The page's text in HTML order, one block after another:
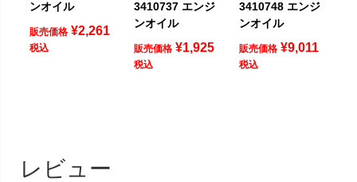
ンオイル
販売価格 ¥2,261
税込
3410737 エンジ
ンオイル
販売価格 ¥1,925
税込
3410748 エンジ
ンオイル
販売価格 ¥9,011
税込
レビュー